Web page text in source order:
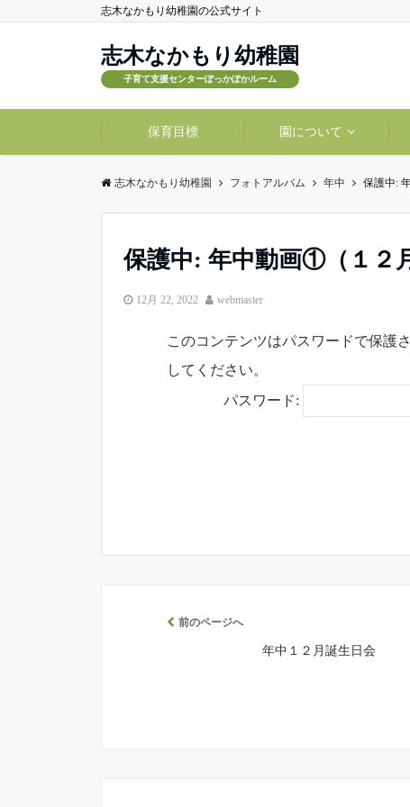
志木なかもり幼稚園の公式サイト
志木なかもり幼稚園
子育て支援センターぽっかぽかルーム
保育目標 園について
志木なかもり幼稚園 フォトアルバム 年中 保護中:
保護中: 年中動画①（１２
12月 22, 2022 webmaster
このコンテンツはパスワードで保護
してください。
パスワード:
前のページへ
年中１２月誕生日会